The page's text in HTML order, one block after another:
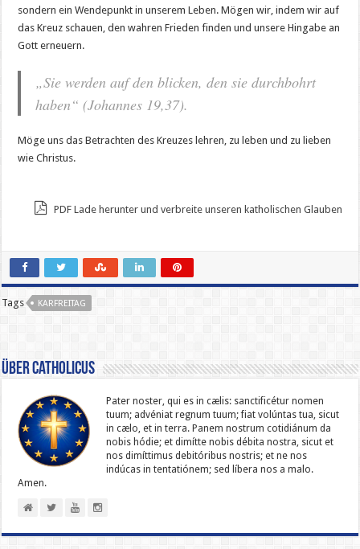
sondern ein Wendepunkt in unserem Leben. Mögen wir, indem wir auf
das Kreuz schauen, den wahren Frieden finden und unsere Hingabe an
Gott erneuern.
„Sie werden auf den blicken, den sie durchbohrt
haben“ (Johannes 19,37).
Möge uns das Betrachten des Kreuzes lehren, zu leben und zu lieben
wie Christus.
PDF Lade herunter und verbreite unseren katholischen Glauben
Tags KARFREITAG
Über catholicus
Pater noster, qui es in cælis: sanc­ti­ficétur nomen
tuum; advéniat regnum tuum; fiat volúntas tua, sicut
in cælo, et in terra. Panem nostrum cotidiánum da
nobis hódie; et dimítte nobis débita nostra, sicut et
nos dimíttimus debitóribus nostris; et ne nos
indúcas in ten­ta­tiónem; sed líbera nos a malo.
Amen.